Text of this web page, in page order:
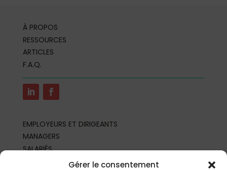
Gérer le consentement
À PROPOS
RESSOURCES
ARTICLES
F.A.Q.
EMPLOYEURS ET DIRIGEANTS
MANAGERS
SALARIÉS
REPRÉSENTANTS DU PERSONNEL